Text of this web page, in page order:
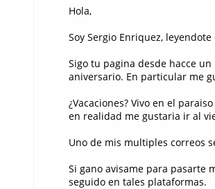
Hola,
Soy Sergio Enriquez,
Sigo tu pagina desde hacce
aniversario. En particular me
¿Vacaciones? Vivo en el
en realidad me gustaria ir al
Uno de mis multiples correos
Si gano avisame para pasarte
seguido en tales plataformas.